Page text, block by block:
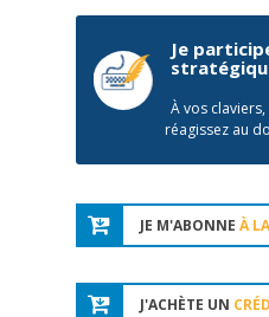
Je
À vos claviers,
réagissez au
JE M'ABONNE À
J'ACHÈTE UN